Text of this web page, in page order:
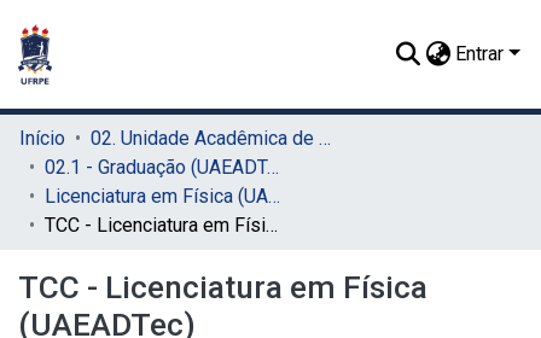
Entrar
Início
02. Unidade Acadêmica de Educação a Distância e Tecnologia (UAEADTec)
02.1 - Graduação (UAEADTec)
Licenciatura em Física (UAEADTec)
TCC - Licenciatura em Física (UAEADTec)
TCC - Licenciatura em Física
(UAEADTec)